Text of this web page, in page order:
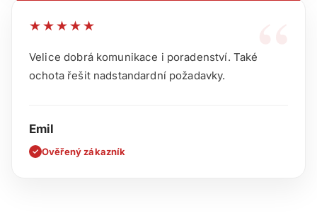
★★★★★
Velice dobrá komunikace i poradenství. Také
ochota řešit nadstandardní požadavky.
Emil
✓ Ověřený zákazník